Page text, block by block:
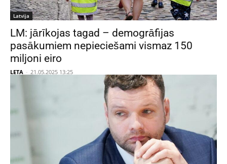
Latvija
LM: jārīkojas tagad – demogrāfijas
pasākumiem nepieciešami vismaz 150
miljoni eiro
LETA - 21.05.2025 13:25